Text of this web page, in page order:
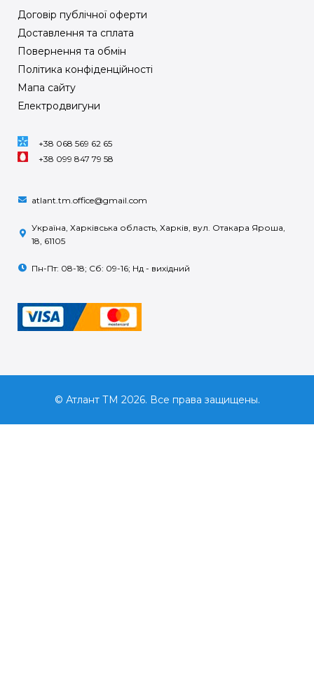
Договір публічної оферти
Доставлення та сплата
Повернення та обмін
Політика конфіденційності
Мапа сайту
Електродвигуни
+38 068 569 62 65
+38 099 847 79 58
atlant.tm.office@gmail.com
Україна, Харківська область, Харків, вул. Отакара Яроша,
18, 61105
Пн-Пт: 08-18; Сб: 09-16; Нд - вихідний
© Атлант ТМ 2026. Все права защищены.